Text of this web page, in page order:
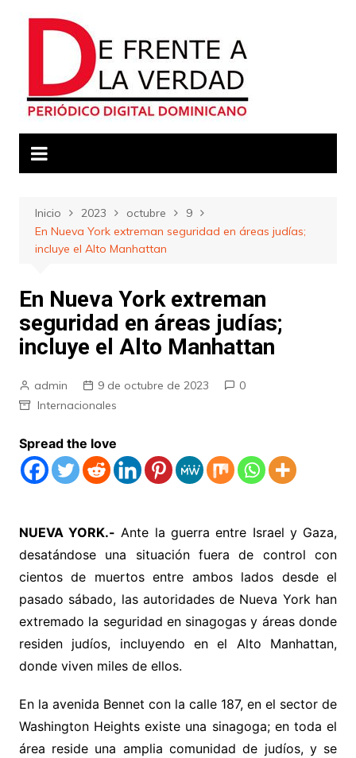
Inicio 2023 octubre
9
En Nueva York extreman seguridad en áreas judías;
incluye el Alto Manhattan
En Nueva York extreman
seguridad en áreas judías;
incluye el Alto Manhattan
admin 9 de octubre de 2023
0
Internacionales
Spread the love
NUEVA YORK.- Ante la guerra entre Israel y Gaza,
desatándose una situación fuera de control con
cientos de muertos entre ambos lados desde el
pasado sábado, las autoridades de Nueva York han
extremado la seguridad en sinagogas y áreas donde
residen judíos, incluyendo en el Alto Manhattan,
donde viven miles de ellos.
En la avenida Bennet con la calle 187, en el sector de
Washington Heights existe una sinagoga; en toda el
área reside una amplia comunidad de judíos, y se